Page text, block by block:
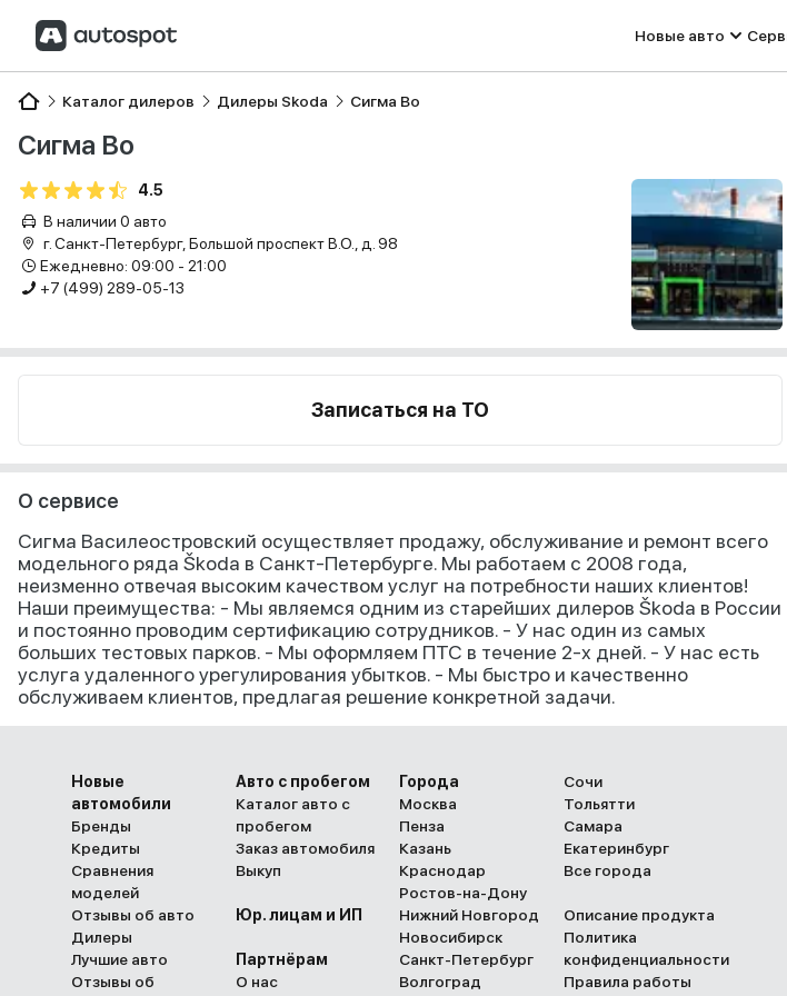
Новые авто
Каталог дилеров Дилеры Skoda Сигма Во
Сигма Во
4.5
В наличии 0 авто
г. Санкт-Петербург, Большой проспект В.О., д. 98
Ежедневно: 09:00 - 21:00
+7 (499) 289-05-13
Записаться на ТО
О сервисе
Сигма Василеостровский осуществляет продажу, обслуживание и ремонт всего
модельного ряда Škoda в Санкт-Петербурге. Мы работаем с 2008 года,
неизменно отвечая высоким качеством услуг на потребности наших клиентов!
Наши преимущества: - Мы являемся одним из старейших дилеров Škoda в России
и постоянно проводим сертификацию сотрудников. - У нас один из самых
больших тестовых парков. - Мы оформляем ПТС в течение 2-х дней. - У нас есть
услуга удаленного урегулирования убытков. - Мы быстро и качественно
обслуживаем клиентов, предлагая решение конкретной задачи.
Новые
автомобили
Бренды
Кредиты
Сравнения
моделей
Отзывы об авто
Дилеры
Лучшие авто
Отзывы об
Авто с пробегом
Каталог авто с
пробегом
Заказ автомобиля
Выкуп
Юр. лицам и ИП
Партнёрам
О нас
Города
Москва
Пенза
Казань
Краснодар
Ростов-на-Дону
Нижний Новгород
Новосибирск
Санкт-Петербург
Волгоград
Сочи
Тольятти
Самара
Екатеринбург
Все города
Описание продукта
Политика
конфиденциальности
Правила работы